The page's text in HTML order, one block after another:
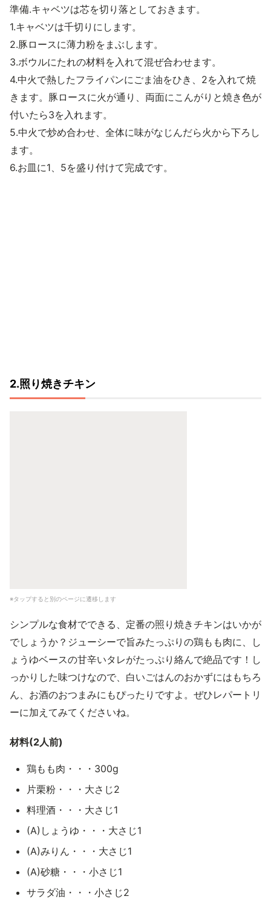
準備.キャベツは芯を切り落としておきます。
1.キャベツは千切りにします。
2.豚ロースに薄力粉をまぶします。
3.ボウルにたれの材料を入れて混ぜ合わせます。
4.中火で熱したフライパンにごま油をひき、2を入れて焼
きます。豚ロースに火が通り、両面にこんがりと焼き色が
付いたら3を入れます。
5.中火で炒め合わせ、全体に味がなじんだら火から下ろし
ます。
6.お皿に1、5を盛り付けて完成です。
2.照り焼きチキン
※タップすると別のページに遷移します
シンプルな食材でできる、定番の照り焼きチキンはいかが
でしょうか？ジューシーで旨みたっぷりの鶏もも肉に、し
ょうゆベースの甘辛いタレがたっぷり絡んで絶品です！し
っかりした味つけなので、白いごはんのおかずにはもちろ
ん、お酒のおつまみにもぴったりですよ。ぜひレパートリ
ーに加えてみてくださいね。
材料(2人前)
鶏もも肉・・・300g
片栗粉・・・大さじ2
料理酒・・・大さじ1
(A)しょうゆ・・・大さじ1
(A)みりん・・・大さじ1
(A)砂糖・・・小さじ1
サラダ油・・・小さじ2